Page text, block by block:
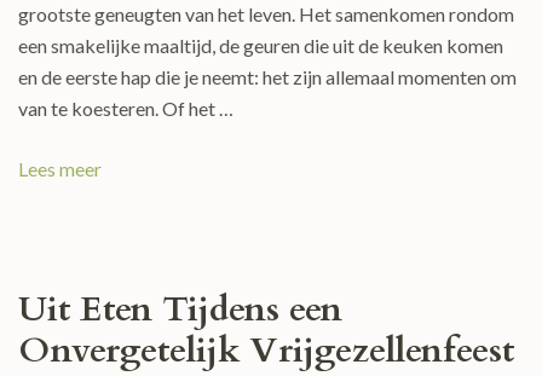
grootste geneugten van het leven. Het samenkomen rondom
een smakelijke maaltijd, de geuren die uit de keuken komen
en de eerste hap die je neemt: het zijn allemaal momenten om
van te koesteren. Of het …
Lees meer
Uit Eten Tijdens een
Onvergetelijk Vrijgezellenfeest